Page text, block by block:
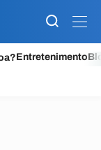
Entretenimento